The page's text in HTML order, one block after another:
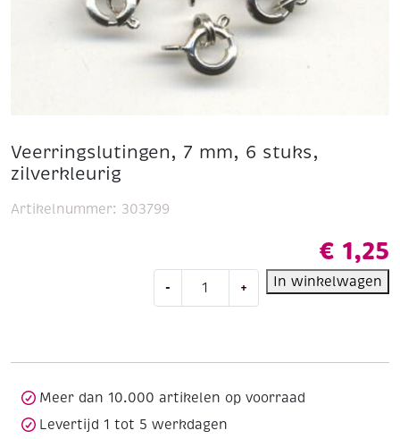
Veerringslutingen, 7 mm, 6 stuks,
zilverkleurig
€ 1,25
-
Veerringslutingen,
aantal
+ In winkelwagen
Artikelnummer: 303799
Meer dan 10.000 artikelen op voorraad
Levertijd 1 tot 5 werkdagen